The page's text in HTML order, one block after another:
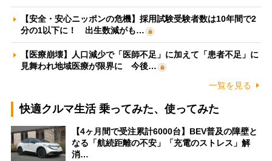
【安全・安心ニッポンの危機】採用試験受験者数は10年間で2
分の1以下に！ 出生数減がも…
【医療崩壊】人口減少で「医師不足」に加えて「患者不足」に
見舞われ地域医療が限界に 今後…
一覧を見る
快適クルマ生活 乗ってみた、使ってみた
【4ヶ月間で受注累計6000台】BEV普及の障壁と
なる「航続距離の不安」「充電のストレス」解
消…